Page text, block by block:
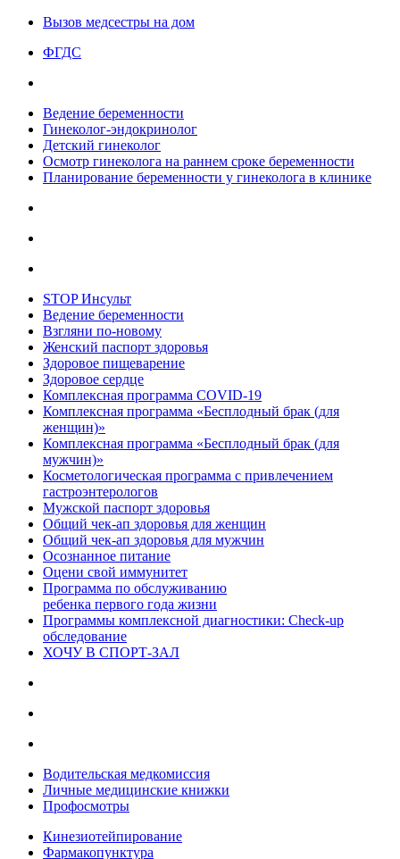
Вызов медсестры на дом
ФГДС
Ведение беременности
Гинеколог-эндокринолог
Детский гинеколог
Осмотр гинеколога на раннем сроке беременности
Планирование беременности у гинеколога в клинике
STOP Инсульт
Ведение беременности
Взгляни по-новому
Женский паспорт здоровья
Здоровое пищеварение
Здоровое сердце
Комплексная программа COVID-19
Комплексная программа «Бесплодный брак (для
женщин)»
Комплексная программа «Бесплодный брак (для
мужчин)»
Косметологическая программа с привлечением
гастроэнтерологов
Мужской паспорт здоровья
Общий чек-ап здоровья для женщин
Общий чек-ап здоровья для мужчин
Осознанное питание
Оцени свой иммунитет
Программа по обслуживанию
ребенка первого года жизни
Программы комплексной диагностики: Check-up
обследование
ХОЧУ В CПОРТ-ЗАЛ
Водительская медкомиссия
Личные медицинские книжки
Профосмотры
Кинезиотейпирование
Фармакопунктура